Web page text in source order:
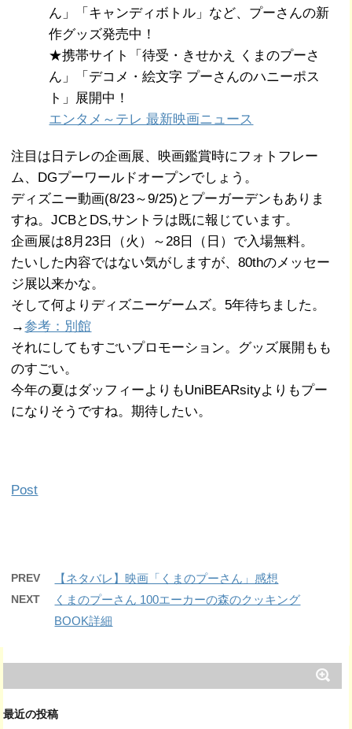
ん」「キャンディボトル」など、プーさんの新
作グッズ発売中！
★携帯サイト「待受・きせかえ くまのプーさ
ん」「デコメ・絵文字 プーさんのハニーポス
ト」展開中！
エンタメ～テレ 最新映画ニュース
注目は日テレの企画展、映画鑑賞時にフォトフレー
ム、DGプーワールドオープンでしょう。
ディズニー動画(8/23～9/25)とプーガーデンもありま
すね。JCBとDS,サントラは既に報じています。
企画展は8月23日（火）～28日（日）で入場無料。
たいした内容ではない気がしますが、80thのメッセー
ジ展以来かな。
そして何よりディズニーゲームズ。5年待ちました。
→参考：別館
それにしてもすごいプロモーション。グッズ展開もも
のすごい。
今年の夏はダッフィーよりもUniBEARsityよりもプー
になりそうですね。期待したい。
Post
PREV 【ネタバレ】映画「くまのプーさん」感想
NEXT
くまのプーさん 100エーカーの森のクッキング
BOOK詳細
最近の投稿